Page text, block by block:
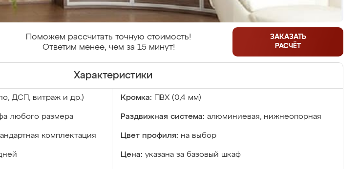
Поможем рассчитать точную стоимость!
Ответим менее, чем за 15 минут!
ЗАКАЗАТЬ
РАСЧЁТ
Характеристики
ДСП, витраж и др.) Кромка: ПВХ (0,4 мм)
любого размера Раздвижная система: алюминиевая, нижнеопорная
комплектация Цвет профиля: на выбор
Цена: указана за базовый шкаф